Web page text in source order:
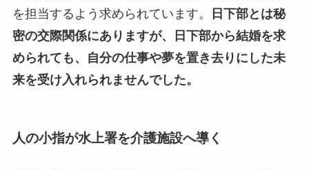
を担当するよう求められています。
日下部とは秘
密の交際関係にありますが、日下部から結婚を求
められても、自分の仕事や夢を置き去りにした未
来を受け入れられませんでした。
人の小指が水上署を介護施設へ導く